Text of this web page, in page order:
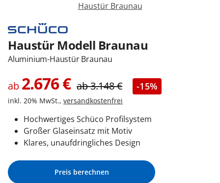
Anmelden / Registrieren
Kontakt / Hilfe
Haustür Braunau
Haustür Modell Braunau
Aluminium-Haustür Braunau
ab 2.676€ ab3.148€ -15%
inkl. 20% MwSt., versandkostenfrei
Hochwertiges Schüco Profilsystem
Großer Glaseinsatz mit Motiv
Klares, unaufdringliches Design
Preis berechnen